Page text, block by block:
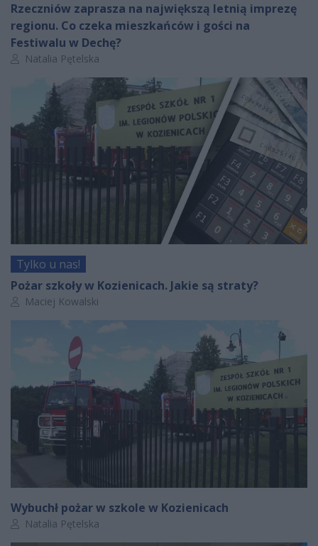
Rzeczniów zaprasza na największą letnią imprezę
regionu. Co czeka mieszkańców i gości na
Festiwalu w Dechę?
Autor artykułu:
Natalia Pętelska
Tylko u nas!
Pożar szkoły w Kozienicach. Jakie są straty?
Autor artykułu:
Maciej Kowalski
Wybuchł pożar w szkole w Kozienicach
Autor artykułu:
Natalia Pętelska